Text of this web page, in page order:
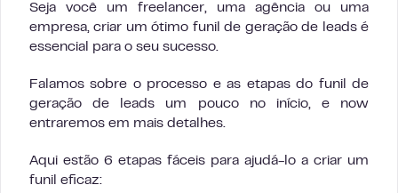
Seja você um freelancer, uma agência ou uma
empresa, criar um ótimo funil de geração de leads é
essencial para o seu sucesso.
Falamos sobre o processo e as etapas do funil de
geração de leads um pouco no início, e now
entraremos em mais detalhes.
Aqui estão 6 etapas fáceis para ajudá-lo a criar um
funil eficaz: